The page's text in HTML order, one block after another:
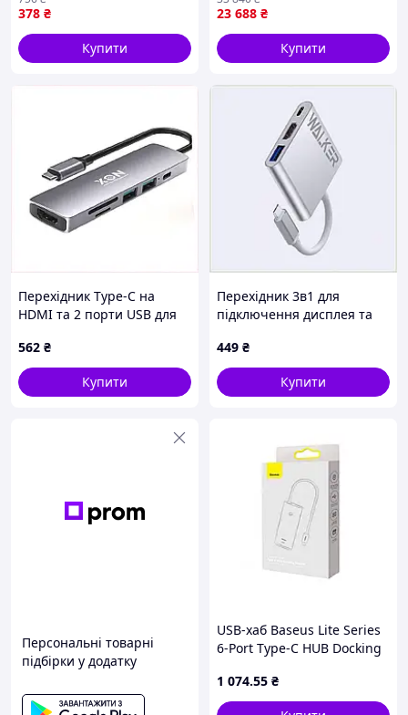
Колір: Сріблястий
378 ₴
Купити
23 688 ₴
Купити
Перехідник Type-C на
HDMI та 2 порти USB для
562 ₴
Купити
Перехідник 3в1 для
підключення дисплея та
61MA2791T2
449 ₴
Купити
Персональні товарні
підбірки у додатку
USB-хаб Baseus Lite Series
6-Port Type-C HUB Docking
HDMI+USB3.0*2+Type-C
Data+SD/TF) Black
1 074.55 ₴